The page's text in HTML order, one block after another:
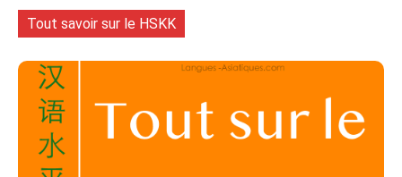
Tout savoir sur le HSKK